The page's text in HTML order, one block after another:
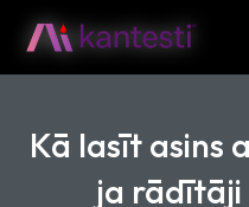
Kā lasīt asins
ja rādītāji